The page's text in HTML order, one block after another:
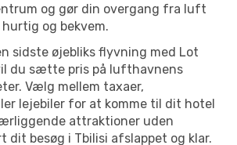
og gør din overgang fra luft
og bekvem.
sidste øjebliks flyvning med Lot
du sætte pris på lufthavnens
Vælg mellem taxaer,
lejebiler for at komme til dit hotel
attraktioner uden
dit besøg i Tbilisi afslappet og klar.